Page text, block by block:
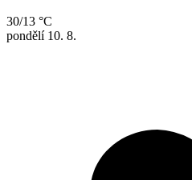
30/13 °C
pondělí 10. 8.